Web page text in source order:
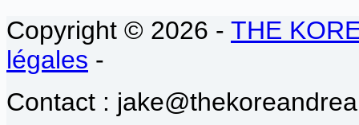
Copyright © 2026 - THE
légales -
Contact :